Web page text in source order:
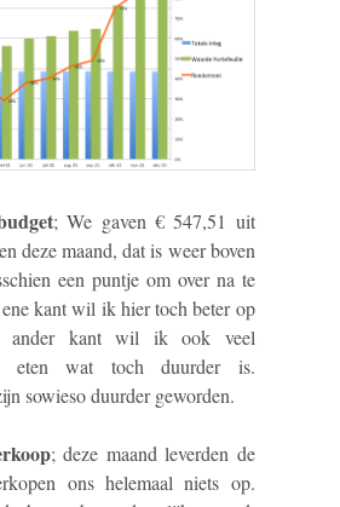
; We gaven € 547,51 uit
deze maand, dat is weer boven
een puntje om over na te
kant wil ik hier toch beter op
ander kant wil ik ook veel
eten wat toch duurder is.
sowieso duurder geworden.
; deze maand leverden de
ons helemaal niets op.